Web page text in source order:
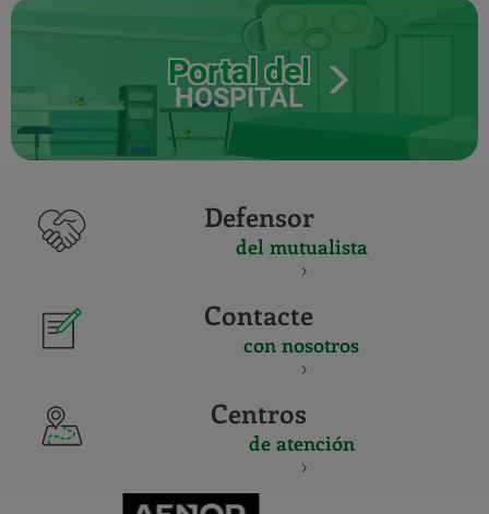
Portal del
HOSPITAL
Defensor
del mutualista
Contacte
con nosotros
Centros
de atención